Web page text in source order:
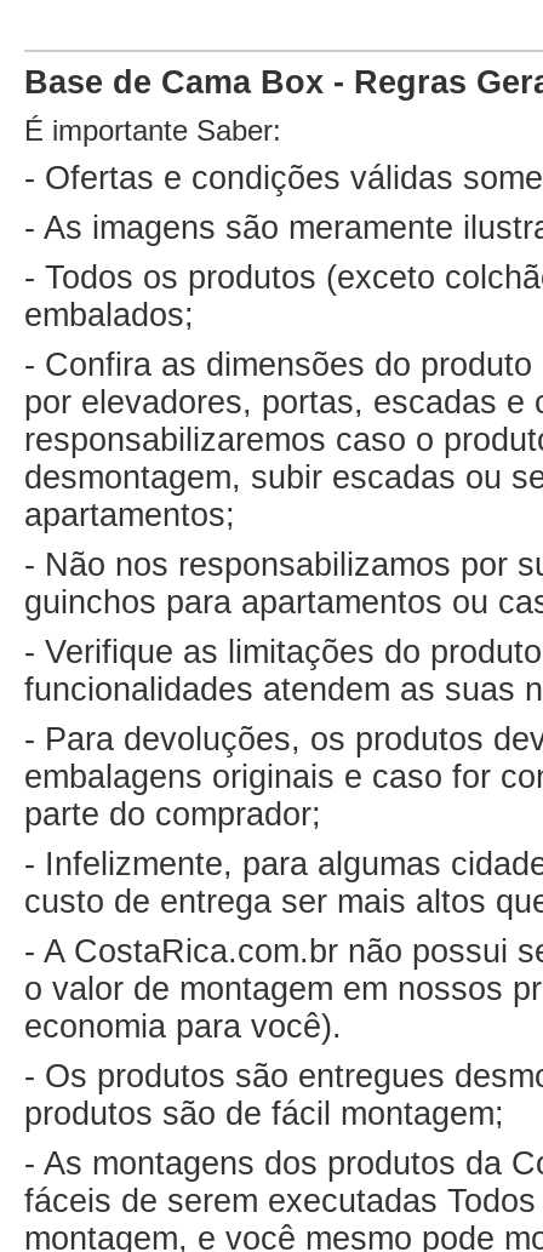
Base de Cama Box - Regras
É importante Saber:
- Ofertas e condições válidas
- As imagens são meramente
- Todos os produtos (exceto
embalados;
- Confira as dimensões do
por elevadores, portas, escadas e
responsabilizaremos caso o
desmontagem, subir escadas ou
apartamentos;
- Não nos responsabilizamos por
guinchos para apartamentos ou
- Verifique as limitações do
funcionalidades atendem as suas
- Para devoluções, os produtos
embalagens originais e caso for
parte do comprador;
- Infelizmente, para algumas
custo de entrega ser mais altos
- A CostaRica.com.br não possui
o valor de montagem em nossos
economia para você).
- Os produtos são entregues
produtos são de fácil montagem;
- As montagens dos produtos da
fáceis de serem executadas
montagem, e você mesmo pode